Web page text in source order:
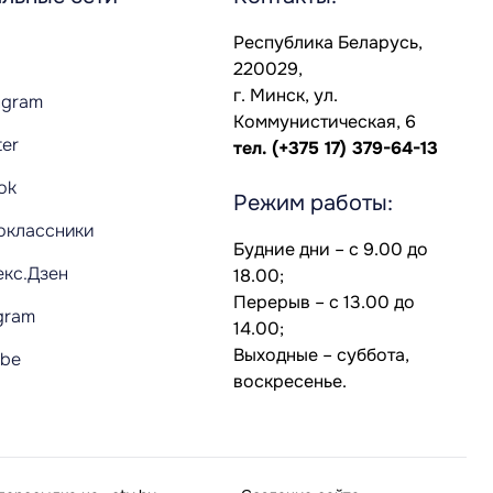
Республика Беларусь,
220029,
г. Минск, ул.
Коммунистическая, 6
тел. (+375 17) 379-64-13
Режим работы:
Будние дни – с 9.00 до
18.00;
Перерыв – с 13.00 до
14.00;
Выходные – суббота,
воскресенье.